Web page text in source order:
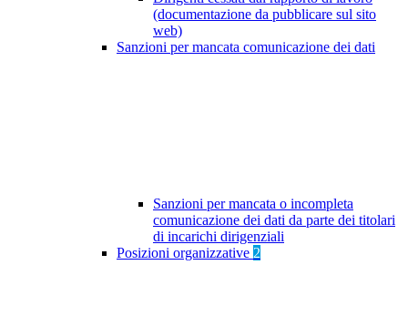
(documentazione da pubblicare sul sito
web)
Sanzioni per mancata comunicazione dei dati
Sanzioni per mancata o incompleta
comunicazione dei dati da parte dei titolari
di incarichi dirigenziali
Posizioni organizzative 2